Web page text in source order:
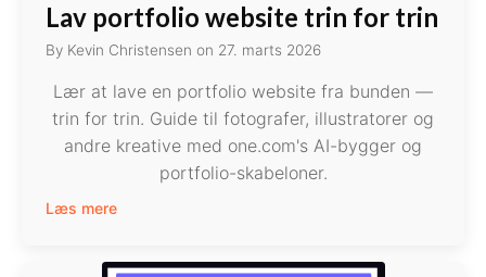
Lav portfolio website trin for trin
By Kevin Christensen on 27. marts 2026
Lær at lave en portfolio website fra bunden —
trin for trin. Guide til fotografer, illustratorer og
andre kreative med one.com's AI-bygger og
portfolio-skabeloner.
Læs mere